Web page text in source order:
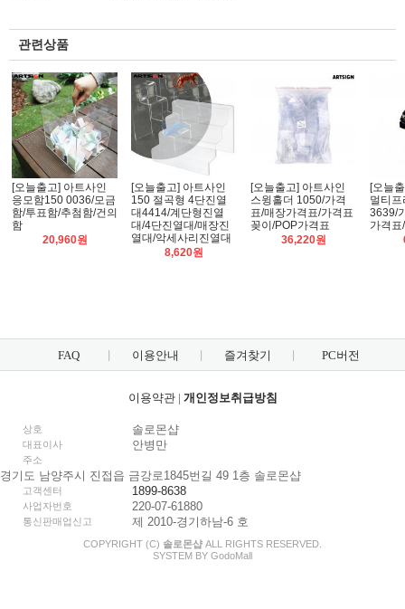
관련상품
[오늘출고] 아트사인
응모함150 0036/모금
함/투표함/추첨함/건의
함
20,960원
[오늘출고] 아트사인
150 절곡형 4단진열
대4414/계단형진열
대/4단진열대/매장진
열대/악세사리진열대
8,620원
[오늘출고] 아트사인
스윙홀더 1050/가격
표/매장가격표/가격표
꽂이/POP가격표
36,220원
[오늘
멀티
3639/
가격
FAQ 이용안내 즐겨찾기 PC버전
이용약관| 개인정보취급방침
상호 솔로몬샵
대표이사 안병만
주소
경기도 남양주시 진접읍 금강로1845번길 49 1층 솔로몬샵
고객센터 1899-8638
사업자번호 220-07-61880
통신판매업신고 제 2010-경기하남-6 호
COPYRIGHT (C) 솔로몬샵 ALL RIGHTS RESERVED.
SYSTEM BY GodoMall